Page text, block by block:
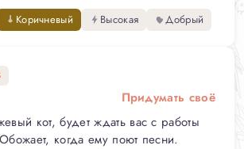
Коричневый Высокая Добрый
Придумать своё
кот, будет ждать вас с работы
когда ему поют песни.